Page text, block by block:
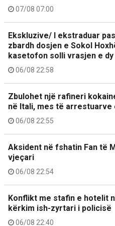
07/08 07:00
Ekskluzive/ I ekstraduar
zbardh dosjen e Sokol
kasetofon solli vrasjen e
06/08 22:58
Zbulohet një rafineri
në Itali, mes të arrestuarve
06/08 22:55
Aksident në fshatin Fan të
vjeçari
06/08 22:54
Konflikt me stafin e hotelit
kërkim ish-zyrtari i policisë
06/08 22:40